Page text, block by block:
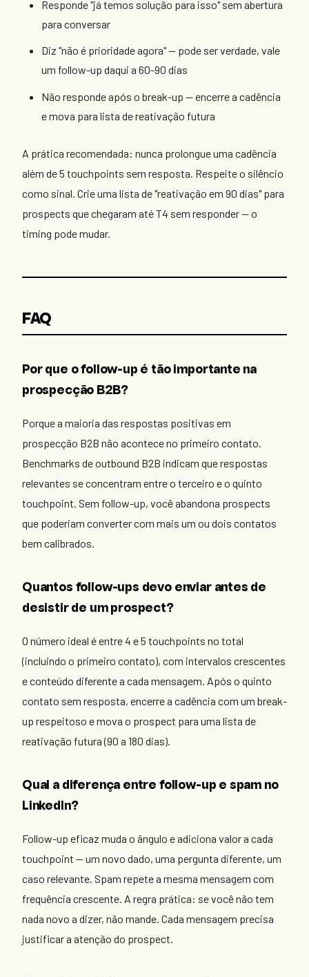
Responde "já temos solução para isso" sem abertura
para conversar
Diz "não é prioridade agora" — pode ser verdade, vale
um follow-up daqui a 60-90 dias
Não responde após o break-up — encerre a cadência
e mova para lista de reativação futura
A prática recomendada: nunca prolongue uma cadência
além de 5 touchpoints sem resposta. Respeite o silêncio
como sinal. Crie uma lista de "reativação em 90 dias" para
prospects que chegaram até T4 sem responder — o
timing pode mudar.
FAQ
Por que o follow-up é tão importante na
prospecção B2B?
Porque a maioria das respostas positivas em
prospecção B2B não acontece no primeiro contato.
Benchmarks de outbound B2B indicam que respostas
relevantes se concentram entre o terceiro e o quinto
touchpoint. Sem follow-up, você abandona prospects
que poderiam converter com mais um ou dois contatos
bem calibrados.
Quantos follow-ups devo enviar antes de
desistir de um prospect?
O número ideal é entre 4 e 5 touchpoints no total
(incluindo o primeiro contato), com intervalos crescentes
e conteúdo diferente a cada mensagem. Após o quinto
contato sem resposta, encerre a cadência com um break-
up respeitoso e mova o prospect para uma lista de
reativação futura (90 a 180 dias).
Qual a diferença entre follow-up e spam no
LinkedIn?
Follow-up eficaz muda o ângulo e adiciona valor a cada
touchpoint — um novo dado, uma pergunta diferente, um
caso relevante. Spam repete a mesma mensagem com
frequência crescente. A regra prática: se você não tem
nada novo a dizer, não mande. Cada mensagem precisa
justificar a atenção do prospect.